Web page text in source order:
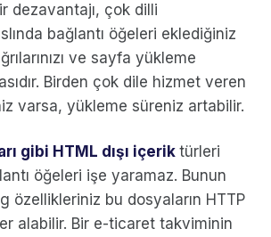
dezavantajı, çok dilli
bağlantı öğeleri eklediğiniz
ve sayfa yükleme
Birden çok dile hizmet veren
varsa, yükleme süreniz artabilir.
gibi HTML dışı içerik türleri
öğeleri işe yaramaz. Bunun
özellikleriniz bu dosyaların HTTP
alabilir. Bir e-ticaret takviminin